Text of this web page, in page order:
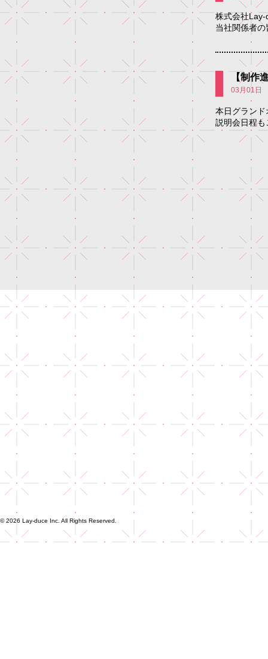
株式会社Lay-
当社関係者
【制作
03月01日
本日グラン
説明会日程
© 2026 Lay-duce Inc. All Rights Reserved.